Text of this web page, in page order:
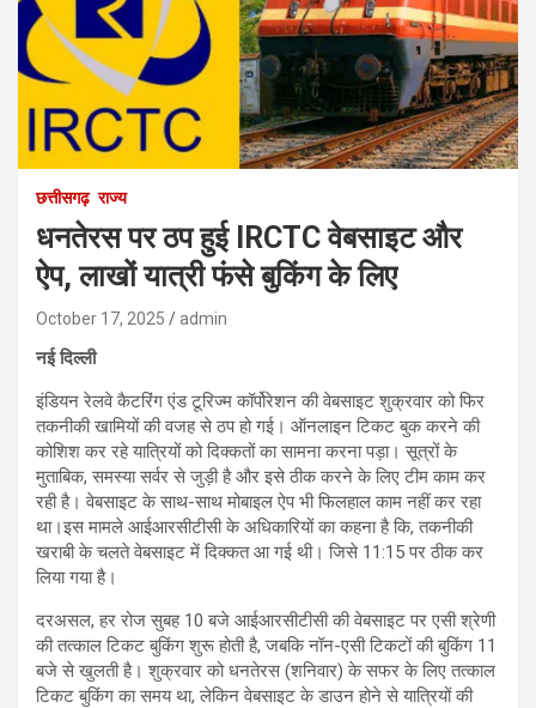
छत्तीसगढ़ राज्य
धनतेरस पर ठप हुई IRCTC वेबसाइट और
ऐप, लाखों यात्री फंसे बुकिंग के लिए
October 17, 2025 admin
नई दिल्ली
इंडियन रेलवे कैटरिंग एंड टूरिज्म कॉर्पोरेशन की वेबसाइट शुक्रवार को फिर
तकनीकी खामियों की वजह से ठप हो गई। ऑनलाइन टिकट बुक करने की
कोशिश कर रहे यात्रियों को दिक्कतों का सामना करना पड़ा। सूत्रों के
मुताबिक, समस्या सर्वर से जुड़ी है और इसे ठीक करने के लिए टीम काम कर
रही है। वेबसाइट के साथ-साथ मोबाइल ऐप भी फिलहाल काम नहीं कर रहा
था।इस मामले आईआरसीटीसी के अधिकारियों का कहना है कि, तकनीकी
खराबी के चलते वेबसाइट में दिक्कत आ गई थी। जिसे 11:15 पर ठीक कर
लिया गया है।
दरअसल, हर रोज सुबह 10 बजे आईआरसीटीसी की वेबसाइट पर एसी श्रेणी
की तत्काल टिकट बुकिंग शुरू होती है, जबकि नॉन-एसी टिकटों की बुकिंग 11
बजे से खुलती है। शुक्रवार को धनतेरस (शनिवार) के सफर के लिए तत्काल
टिकट बुकिंग का समय था, लेकिन वेबसाइट के डाउन होने से यात्रियों की